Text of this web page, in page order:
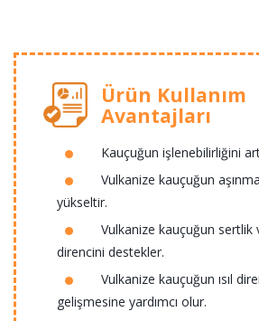
Ürün Kullanım
Avantajları
Kauçuğun işlenebilirliğini
Vulkanize kauçuğun
yükseltir.
Vulkanize kauçuğun sertlik
direncini destekler.
Vulkanize kauçuğun ısıl
gelişmesine yardımcı olur.